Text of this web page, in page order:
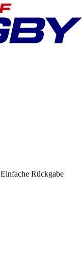
Einfache Rückgabe